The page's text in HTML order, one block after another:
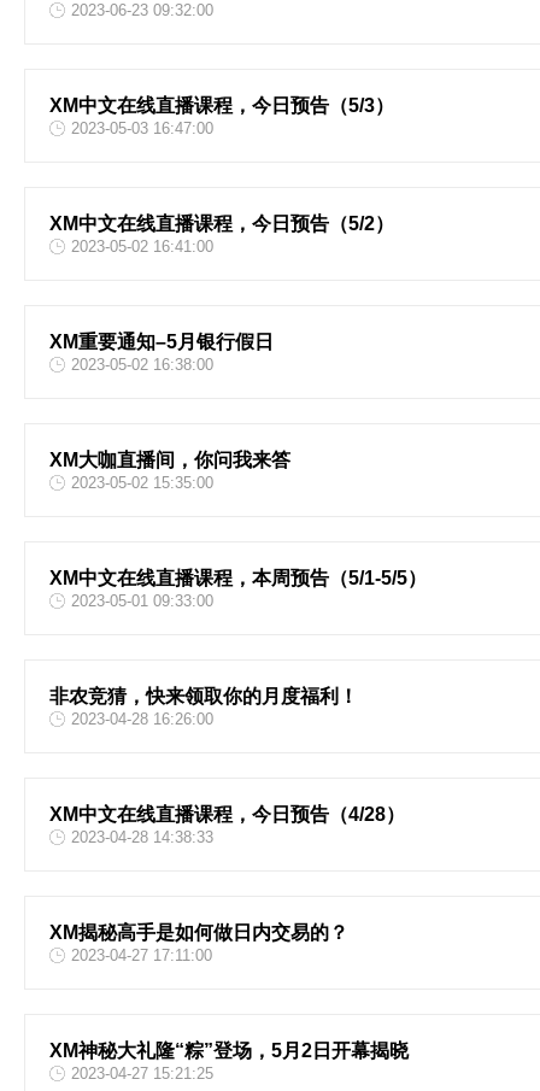
2023-06-23 09:32:00
XM中文在线直播课程，今日预告（5/3）
2023-05-03 16:47:00
XM中文在线直播课程，今日预告（5/2）
2023-05-02 16:41:00
XM重要通知–5月银行假日
2023-05-02 16:38:00
XM大咖直播间，你问我来答
2023-05-02 15:35:00
XM中文在线直播课程，本周预告（5/1-5/5）
2023-05-01 09:33:00
非农竞猜，快来领取你的月度福利！
2023-04-28 16:26:00
XM中文在线直播课程，今日预告（4/28）
2023-04-28 14:38:33
XM揭秘高手是如何做日内交易的？
2023-04-27 17:11:00
XM神秘大礼隆“粽”登场，5月2日开幕揭晓
2023-04-27 15:21:25